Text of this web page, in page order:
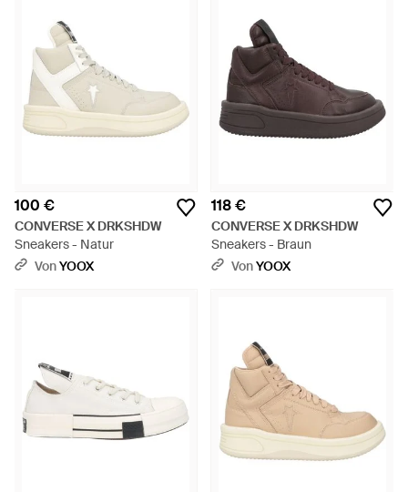
100 €
CONVERSE X DRKSHDW
Sneakers - Natur
VonYOOX
118 €
CONVERSE X DRKSHDW
Sneakers - Braun
VonYOOX